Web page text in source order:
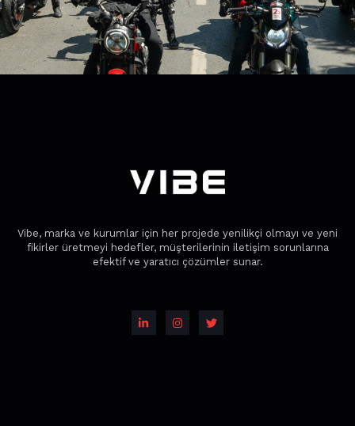
Vibe, marka ve kurumlar için her projede yenilikçi olmayı ve yeni
fikirler üretmeyi hedefler, müşterilerinin iletişim sorunlarına
efektif ve yaratıcı çözümler sunar.